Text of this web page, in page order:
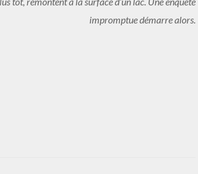
impromptue démarre alors.